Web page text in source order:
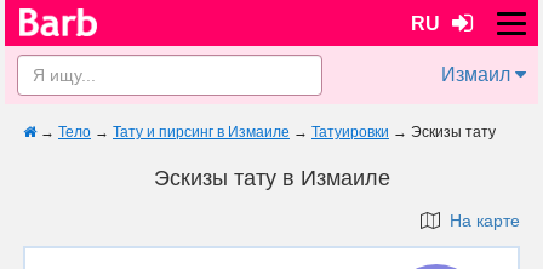
RU
Измаил
→ Тело → Тату и пирсинг в Измаиле → Татуировки → Эскизы тату
Эскизы тату в Измаиле
На карте